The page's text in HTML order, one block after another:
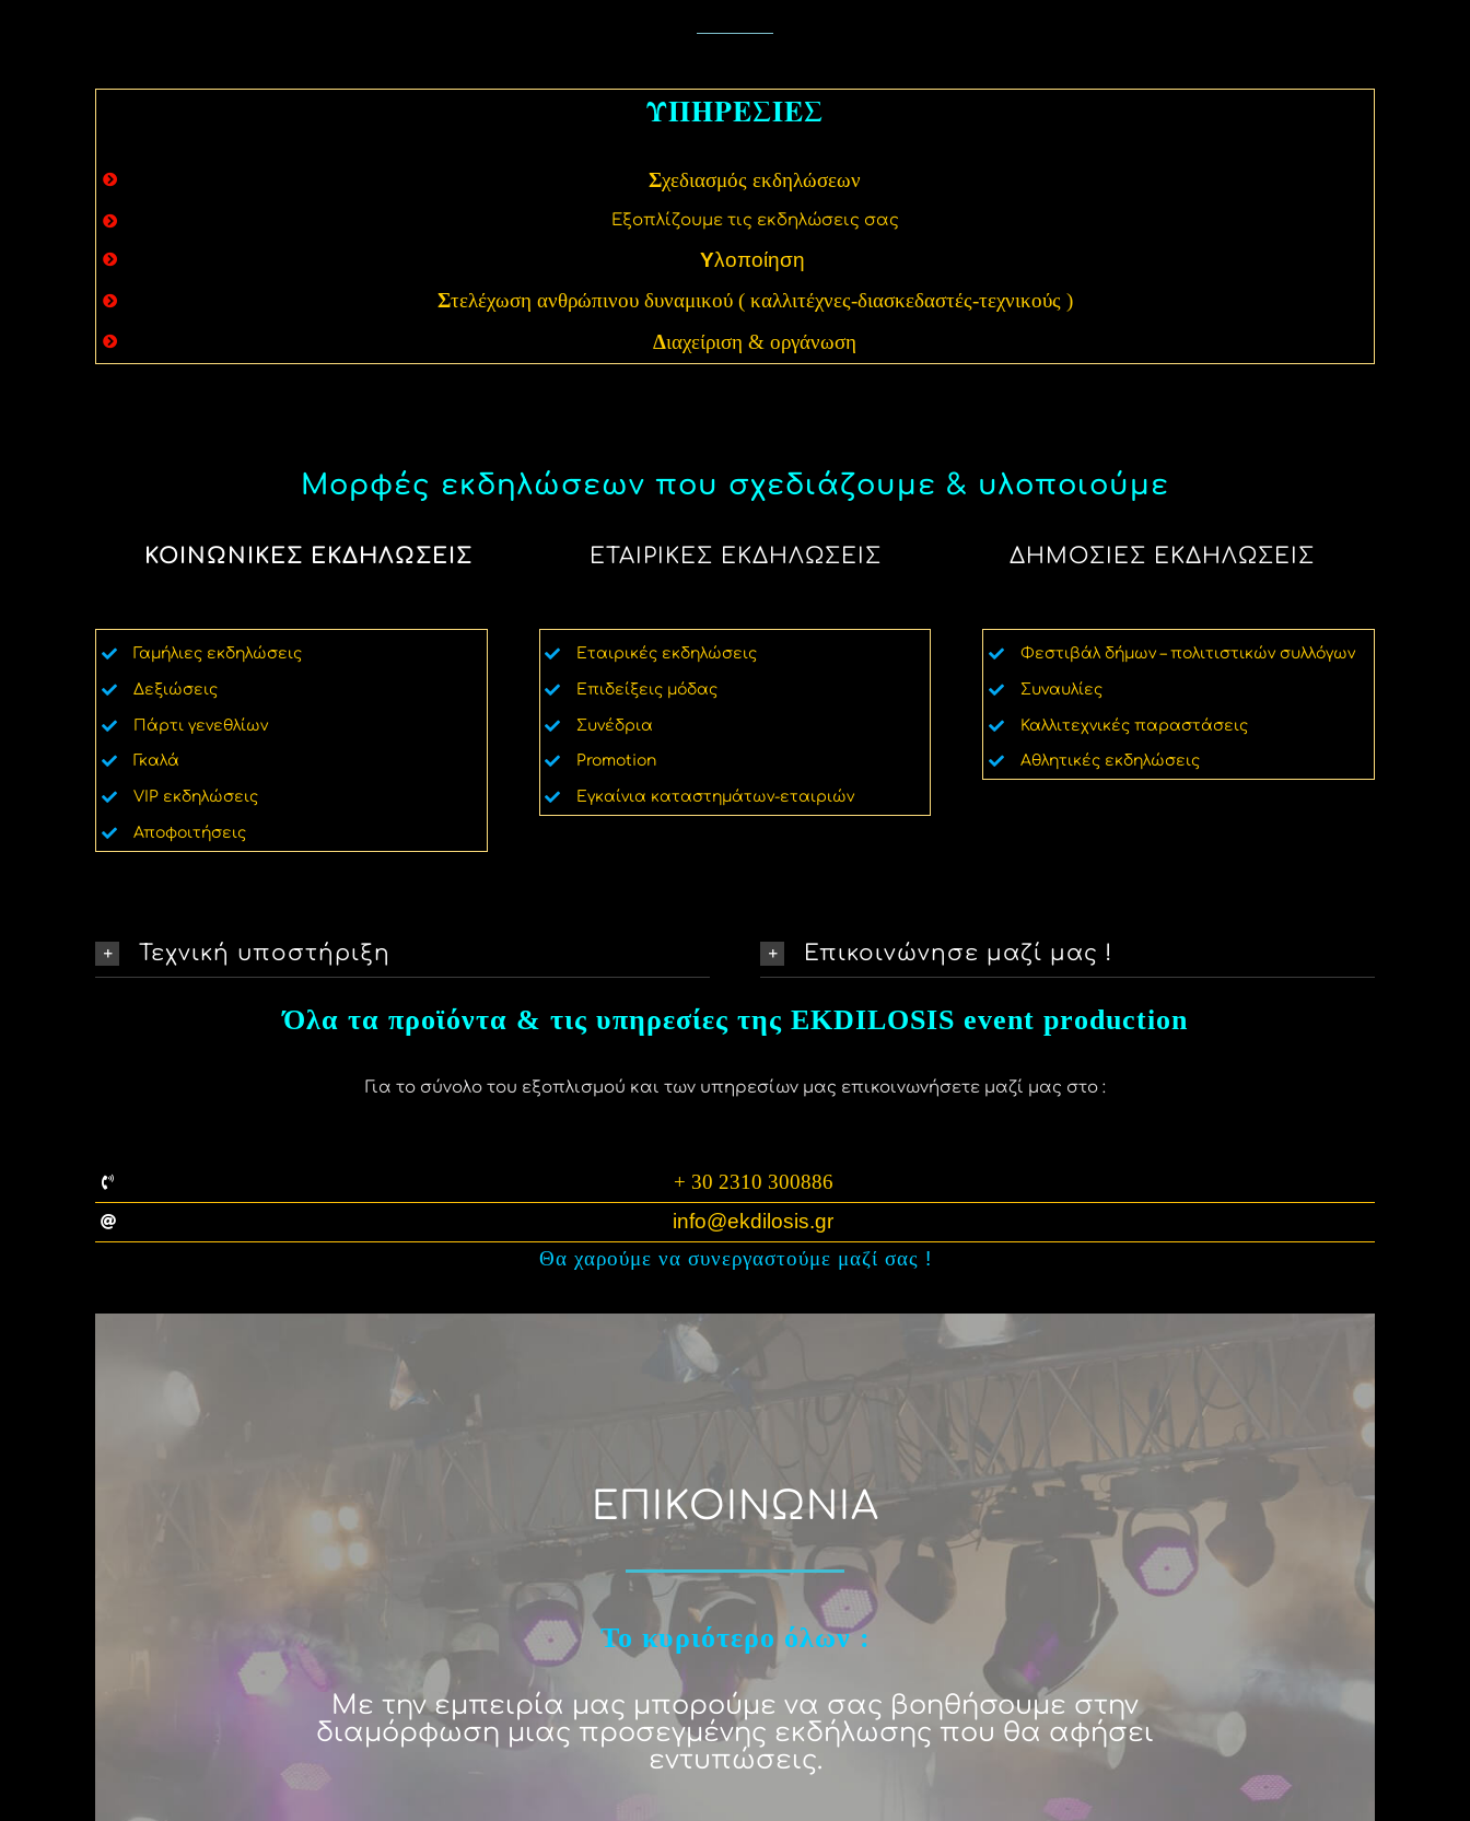
ΥΠΗΡΕΣΙΕΣ
Σχεδιασμός εκδηλώσεων
Εξοπλίζουμε τις εκδηλώσεις σας
Υλοποίηση
Στελέχωση ανθρώπινου δυναμικού ( καλλιτέχνες-διασκεδαστές-τεχνικούς )
Διαχείριση & οργάνωση
Μορφές εκδηλώσεων που σχεδιάζουμε & υλοποιούμε
ΚΟΙΝΩΝΙΚΕΣ ΕΚΔΗΛΩΣΕΙΣ ΕΤΑΙΡΙΚΕΣ ΕΚΔΗΛΩΣΕΙΣ ΔΗΜΟΣΙΕΣ ΕΚΔΗΛΩΣΕΙΣ
Γαμήλιες εκδηλώσεις
Δεξιώσεις
Πάρτι γενεθλίων
Γκαλά
VIP εκδηλώσεις
Αποφοιτήσεις
Εταιρικές εκδηλώσεις
Επιδείξεις μόδας
Συνέδρια
Promotion
Εγκαίνια καταστημάτων-εταιριών
Φεστιβάλ δήμων – πολιτιστικών συλλόγων
Συναυλίες
Καλλιτεχνικές παραστάσεις
Αθλητικές εκδηλώσεις
Τεχνική υποστήριξη Επικοινώνησε μαζί μας !
Όλα τα προϊόντα & τις υπηρεσίες της EKDILOSIS event production
Για το σύνολο του εξοπλισμού και των υπηρεσίων μας επικοινωνήσετε μαζί μας στο :
+ 30 2310 300886
info@ekdilosis.gr
Θα χαρούμε να συνεργαστούμε μαζί σας !
ΕΠΙΚΟΙΝΩΝΙΑ
Το κυριότερο όλων :
Με την εμπειρία μας μπορούμε να σας βοηθήσουμε στην
διαμόρφωση μιας προσεγμένης εκδήλωσης που θα αφήσει
εντυπώσεις.